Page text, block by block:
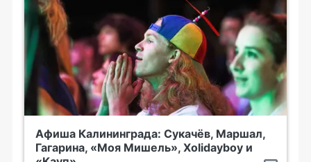
Афиша Калининграда: Сукачёв, Маршал,
Гагарина, «Моя Мишель», Xolidayboy и